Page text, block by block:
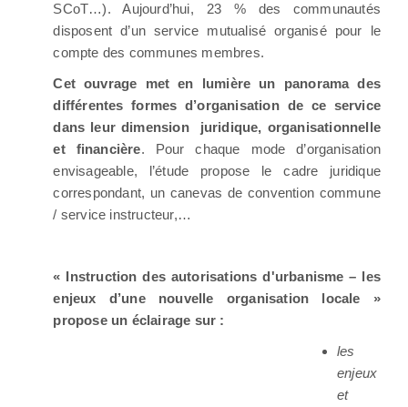
SCoT…). Aujourd’hui, 23 % des communautés
disposent d’un service mutualisé organisé pour le
compte des communes membres.
Cet ouvrage met en lumière un panorama des
différentes formes d’organisation de ce service
dans leur dimension juridique, organisationnelle
et financière. Pour chaque mode d’organisation
envisageable, l’étude propose le cadre juridique
correspondant, un canevas de convention commune
/ service instructeur,…
« Instruction des autorisations d'urbanisme – les
enjeux d’une nouvelle organisation locale »
propose un éclairage sur :
les
enjeux
et